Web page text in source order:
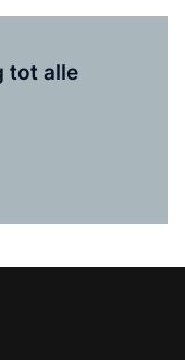
tot alle